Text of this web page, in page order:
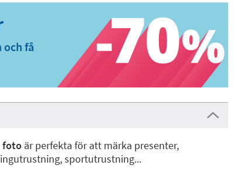
och få
foto är perfekta för att märka presenter,
sportutrustning...